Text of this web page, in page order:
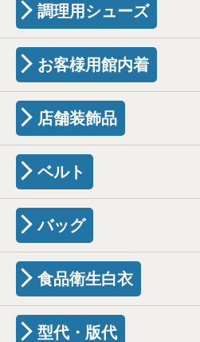
調理用シューズ
お客様用館内着
店舗装飾品
ベルト
バッグ
食品衛生白衣
型代・版代